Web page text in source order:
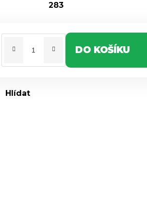
283
DO KOŠÍKU
Hlídat